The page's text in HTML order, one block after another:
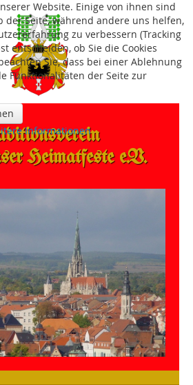
Heimatfeste e.V.
Website. Einige von ihnen sind
der Seite, während andere uns helfen,
zu verbessern (Tracking
entscheiden, ob Sie die Cookies
Sie, dass bei einer Ablehnung
Funktionalitäten der Seite zur
Informationen